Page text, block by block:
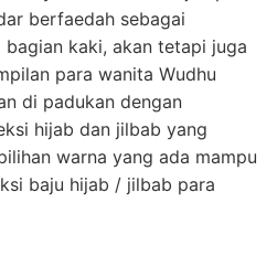
berfaedah sebagai
kaki, akan tetapi juga
para wanita Wudhu
di padukan dengan
hijab dan jilbab yang
warna yang ada mampu
baju hijab / jilbab para